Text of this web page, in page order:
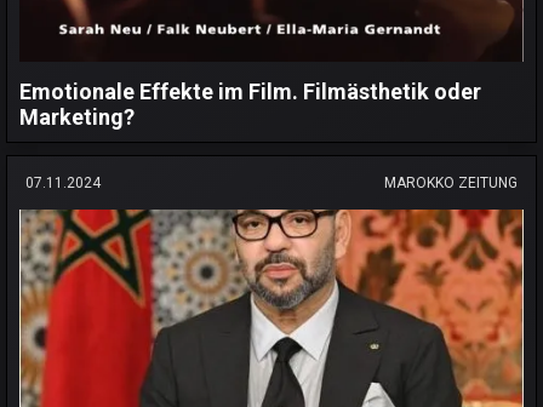
Emotionale Effekte im Film. Filmästhetik oder
Marketing?
07.11.2024 MAROKKO ZEITUNG